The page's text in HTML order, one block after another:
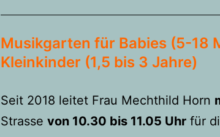
Musikgarten für Babies (5-18
Kleinkinder (1,5 bis 3 Jahre)
Seit 2018 leitet Frau Mechthild Horn
Strasse von 10.30 bis 11.05 Uhr für